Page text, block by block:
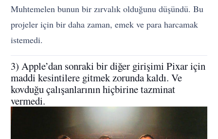
Muhtemelen bunun bir zırvalık olduğunu düşündü. Bu
projeler için bir daha zaman, emek ve para harcamak
istemedi.
3) Apple’dan sonraki bir diğer girişimi Pixar için
maddi kesintilere gitmek zorunda kaldı. Ve
kovduğu çalışanlarının hiçbirine tazminat
vermedi.